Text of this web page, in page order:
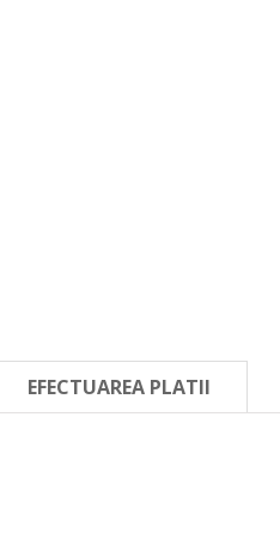
EFECTUAREA PLATII